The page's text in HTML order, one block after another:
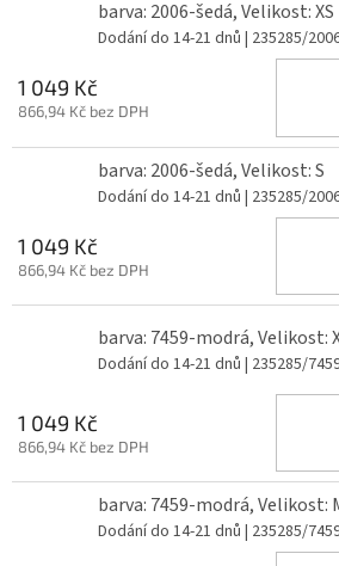
barva: 2006-šedá, Velikost: XS
Dodání do 14-21 dnů | 235285/
1 049 Kč
866,94 Kč bez DPH
barva: 2006-šedá, Velikost: S
Dodání do 14-21 dnů | 235285/
1 049 Kč
866,94 Kč bez DPH
barva: 7459-modrá, Velikost:
Dodání do 14-21 dnů | 235285/
1 049 Kč
866,94 Kč bez DPH
barva: 7459-modrá, Velikost:
Dodání do 14-21 dnů | 235285/